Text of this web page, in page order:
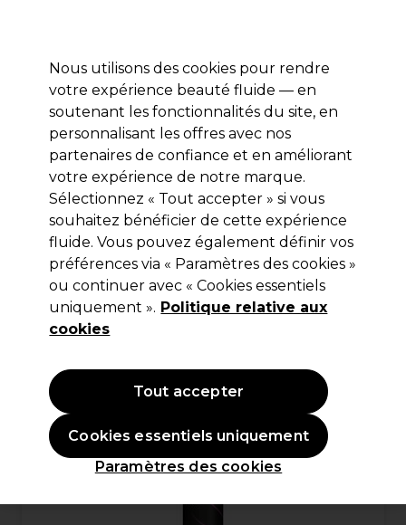
Se connecter
Marques Bons plans Coiffure Electro et Matériel
Livraison et délais
lire la suite
S-PRO
S-PRO Laque Forte 500ml
3
8,65 €Hors TVA(TARIF PROFESSIONNEL)
10,38 €TVA incluse)
OFFRE
Nous utilisons des cookies pour rendre
votre expérience beauté fluide — en
soutenant les fonctionnalités du site, en
personnalisant les offres avec nos
partenaires de confiance et en améliorant
votre expérience de notre marque.
Sélectionnez « Tout accepter » si vous
souhaitez bénéficier de cette expérience
fluide. Vous pouvez également définir vos
préférences via « Paramètres des cookies »
ou continuer avec « Cookies essentiels
uniquement ». Politique relative aux
cookies
Paramètres des cookies
Cookies essentiels uniquement
Tout accepter